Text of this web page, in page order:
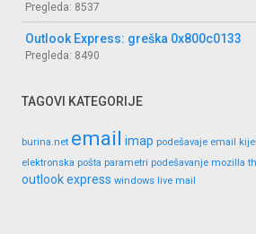
Pregleda: 8537
Outlook Express: greška 0x800c0133
Pregleda: 8490
TAGOVI KATEGORIJE
burina.net email imap podešavaje email
elektronska pošta parametri podešavanje mozilla
outlook express windows live mail